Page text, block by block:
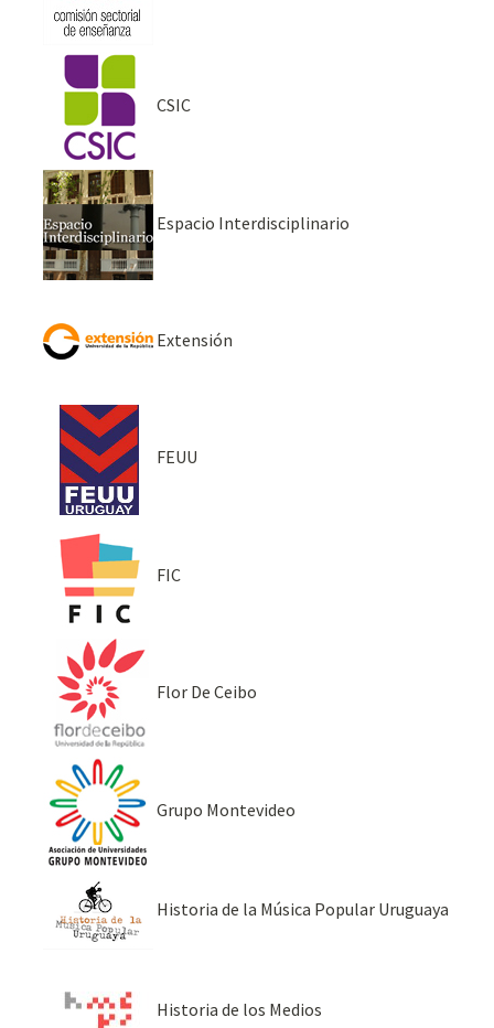
CSIC
Espacio Interdisciplinario
Extensión
FEUU
FIC
Flor De Ceibo
Grupo Montevideo
Historia de la Música Popular Uruguaya
Historia de los Medios